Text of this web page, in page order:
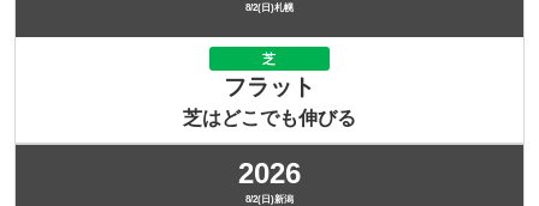
8/2(日)札幌
芝
フラット
芝はどこでも伸びる
2026
8/2(日)新潟